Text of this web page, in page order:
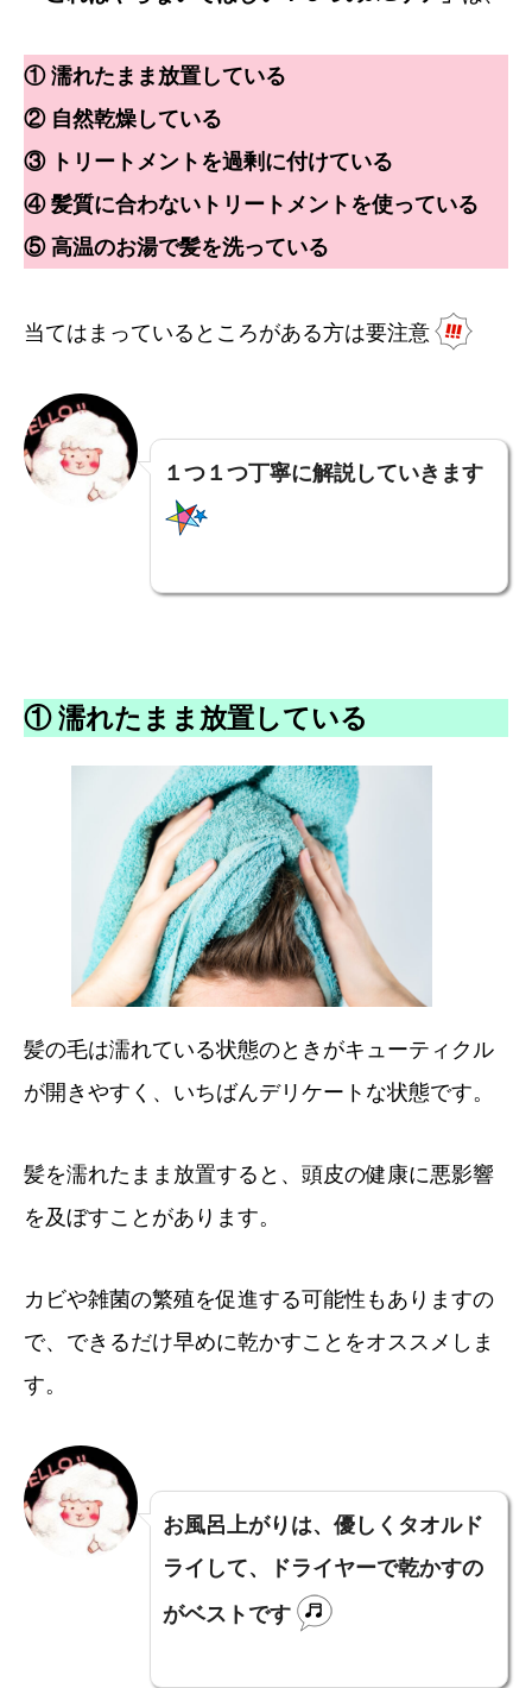
① 濡れたまま放置している
② 自然乾燥している
③ トリートメントを過剰に付けている
④ 髪質に合わないトリートメントを使っている
⑤ 高温のお湯で髪を洗っている
当てはまっているところがある方は要注意
１つ１つ丁寧に解説していきます
①濡れたまま放置している
髪の毛は濡れている状態のときがキューティクル
が開きやすく、いちばんデリケートな状態です。
髪を濡れたまま放置すると、頭皮の健康に悪影響
を及ぼすことがあります。
カビや雑菌の繁殖を促進する可能性もありますの
で、できるだけ早めに乾かすことをオススメしま
す。
お風呂上がりは、優しくタオルド
ライして、ドライヤーで乾かすの
がベストです